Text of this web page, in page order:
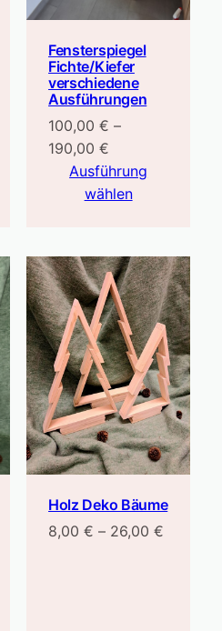
Fensterspiegel
Fichte/Kiefer
verschiedene
Ausführungen
100,00€ –
190,00€
100,00 €
bis
Ausführung
wählen
Holz Deko Bäume
8,00€ – 26,00€